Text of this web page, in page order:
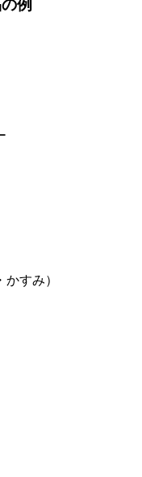
例
すみ）